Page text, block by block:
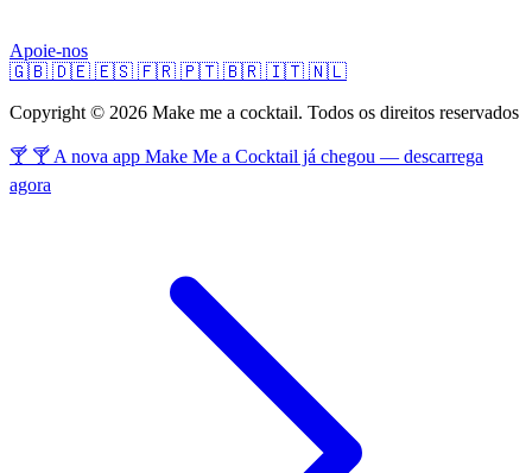
Apoie-nos
🇬🇧 🇩🇪 🇪🇸 🇫🇷 🇵🇹 🇧🇷 🇮🇹 🇳🇱
Copyright © 2026 Make me a cocktail. Todos os direitos reservados
🍸 🍸 A nova app Make Me a Cocktail já chegou — descarrega
agora